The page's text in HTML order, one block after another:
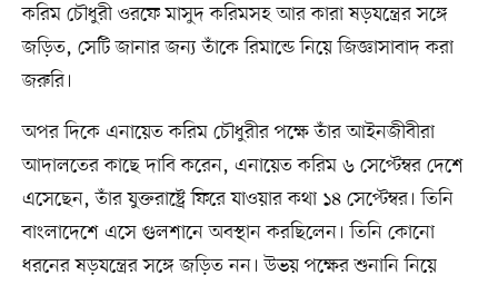
করিম চৌধুরী ওরফে মাসুদ করিমসহ আর কারা ষড়যন্ত্রের সঙ্গে
জড়িত, সেটি জানার জন্য তাঁকে রিমান্ডে নিয়ে জিজ্ঞাসাবাদ করা
জরুরি।
অপর দিকে এনায়েত করিম চৌধুরীর পক্ষে তাঁর আইনজীবীরা
আদালতের কাছে দাবি করেন, এনায়েত করিম ৬ সেপ্টেম্বর দেশে
এসেছেন, তাঁর যুক্তরাষ্ট্রে ফিরে যাওয়ার কথা ১৪ সেপ্টেম্বর। তিনি
বাংলাদেশে এসে গুলশানে অবস্থান করছিলেন। তিনি কোনো
ধরনের ষড়যন্ত্রের সঙ্গে জড়িত নন। উভয় পক্ষের শুনানি নিয়ে